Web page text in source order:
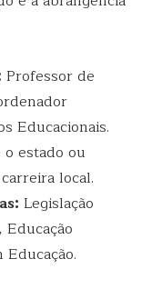
Professor de
Educacionais.
estado ou
local.
Legislação